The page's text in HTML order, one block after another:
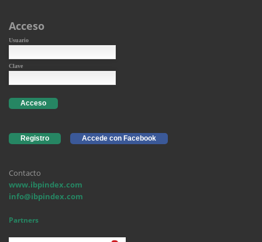
Acceso
Usuario
Clave
Acceso
Registro Accede con Facebook
Contacto
www.ibpindex.com
info@ibpindex.com
Partners